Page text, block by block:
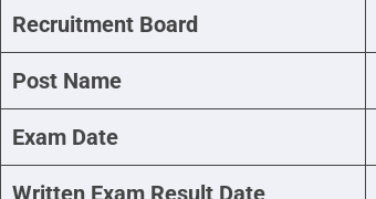
Recruitment Board
Post Name
Exam Date